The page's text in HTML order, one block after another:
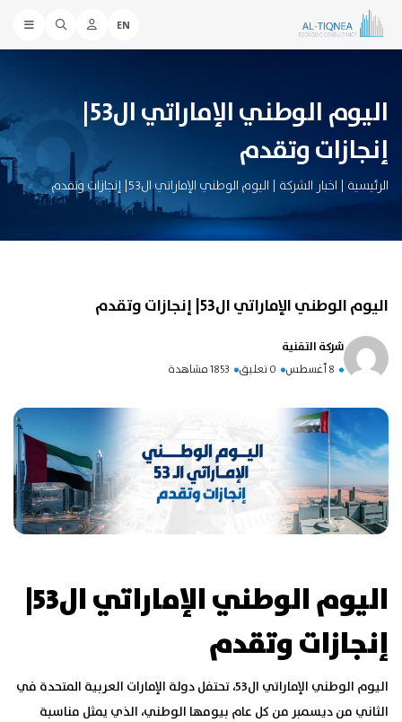
EN
اليوم الوطني الإماراتي ال53|
إنجازات وتقدم
الرئيسية | اخبار الشركة | اليوم الوطني الإماراتي ال53| إنجازات وتقدم
اليوم الوطني الإماراتي ال53| إنجازات وتقدم
شركة التقنية
8 أغسطس 0 تعليق 1853 مشاهدة
اليوم الوطني الإماراتي ال53|
إنجازات وتقدم
اليوم الوطني الإماراتي ال53، تحتفل دولة الإمارات العربية المتحدة في
الثاني من ديسمبر من كل عام بيومها الوطني، الذي يمثل مناسبة